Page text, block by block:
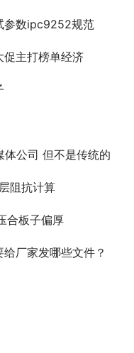
参数ipc9252规范
主打榜单经济
公司 但不是传统的
阻抗计算
合板子偏厚
厂家发哪些文件？